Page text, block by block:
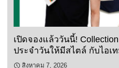
เปิดจองแล้ววันนี้!
ประจำวันให้มีสไตล์ กับไอเ
สิงหาคม 7, 2026